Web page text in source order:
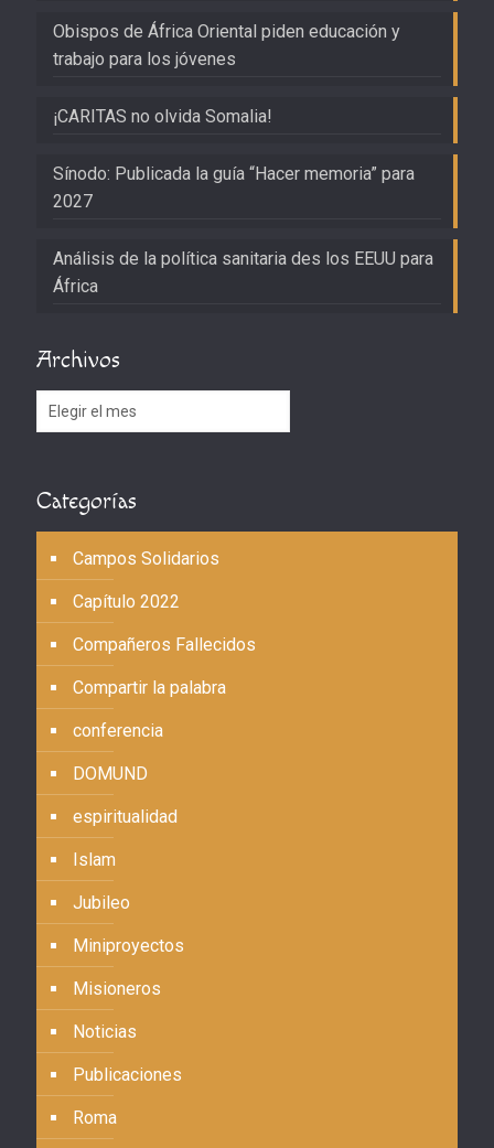
Obispos de África Oriental piden educación y
trabajo para los jóvenes
¡CARITAS no olvida Somalia!
Sínodo: Publicada la guía “Hacer memoria” para
2027
Análisis de la política sanitaria des los EEUU para
África
Archivos
Archivos
Categorías
Campos Solidarios
Capítulo 2022
Compañeros Fallecidos
Compartir la palabra
conferencia
DOMUND
espiritualidad
Islam
Jubileo
Miniproyectos
Misioneros
Noticias
Publicaciones
Roma